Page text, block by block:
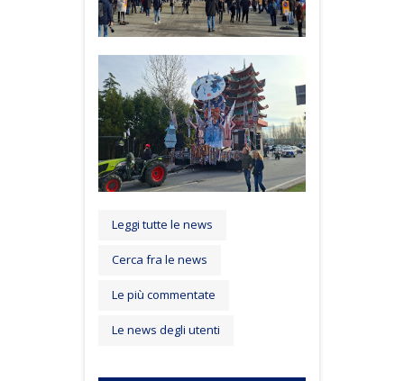
Leggi tutte le news
Cerca fra le news
Le più commentate
Le news degli utenti